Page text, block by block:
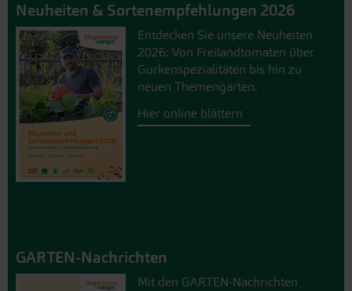
Neuheiten & Sortenempfehlungen 2026
Entdecken Sie unsere Neuheiten
2026: Von Freilandtomaten über
Gurkenspezialitäten bis hin zu
neuen Themengärten.
Hier online blättern
GARTEN-Nachrichten
Mit den GARTEN-Nachrichten